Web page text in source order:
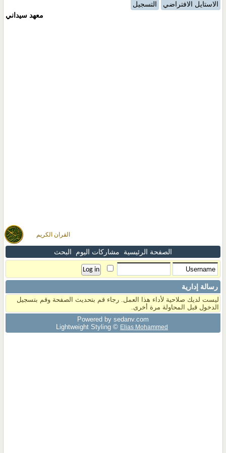
القران الكريم
الاستايل الافتراضي
التسجيل
معهد سيداني
الصفحة الرئيسية مشاركات اليوم البحث
رسالة إدارية
ليست لديك صلاحية لأداء هذا العمل. رجاء قم بتحديث الصفحة وقم بتسجيل
الدخول قبل المحاولة مرة أخرى.
Powered by sedany.com
Lightweight Styling © Elias Mohammed